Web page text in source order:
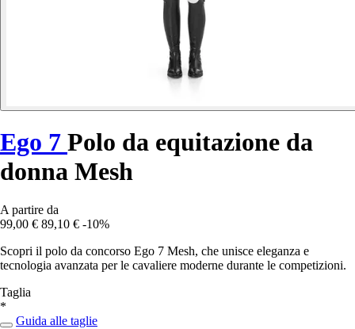
Ego 7 Polo da equitazione da
donna Mesh
A partire da
99,00 € 89,10 € -10%
Scopri il polo da concorso Ego 7 Mesh, che unisce eleganza e
tecnologia avanzata per le cavaliere moderne durante le competizioni.
Taglia
*
Guida alle taglie